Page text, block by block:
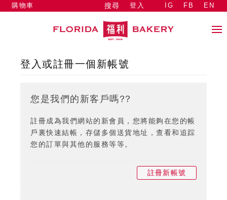
搜尋 登入
購物車 IG FB EN
登入或註冊一個新帳號
您是我們的新客戶嗎??
註冊成為我們網站的新會員，您將能夠在您的帳
戶裏快速結帳，存儲多個送貨地址，查看和追踪
您的訂單與其他的服務等等。
註冊新帳號